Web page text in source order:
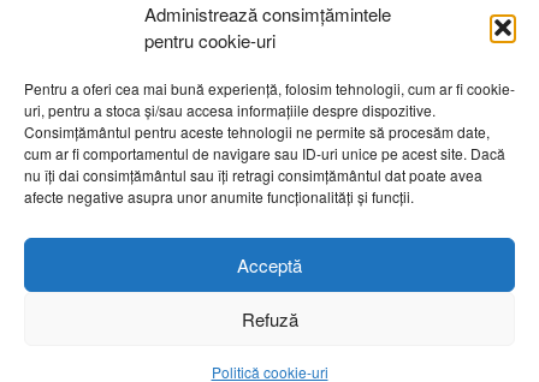
Administrează consimțămintele
pentru cookie-uri
Pentru a oferi cea mai bună experiență, folosim tehnologii, cum ar fi cookie-
uri, pentru a stoca și/sau accesa informațiile despre dispozitive.
Consimțământul pentru aceste tehnologii ne permite să procesăm date,
cum ar fi comportamentul de navigare sau ID-uri unice pe acest site. Dacă
nu îți dai consimțământul sau îți retragi consimțământul dat poate avea
afecte negative asupra unor anumite funcționalități și funcții.
Acceptă
Refuză
Politică cookie-uri
Despre noi Publicitate Contact
Politică de confidențialitate
Cod Deontologic
Grila de programe
Daca sunteti martorul unor evenimente importante vă rugăm
să ne contactați pe email:telembotosani.tv@gmail.com